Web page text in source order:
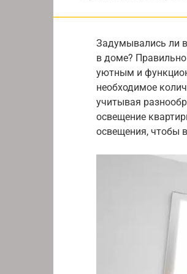
Задумывались ли
в доме? Правильно
уютным и
необходимое
учитывая
освещение
освещения, чтобы